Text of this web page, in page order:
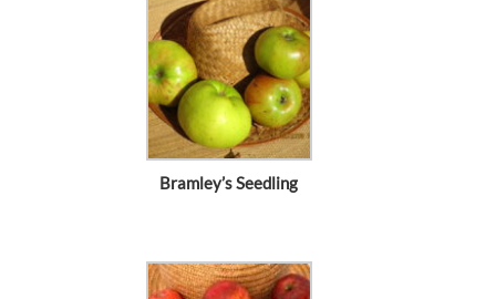
Bramley’s Seedling